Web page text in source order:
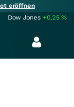
eröffnen
Dow Jones +0,25%